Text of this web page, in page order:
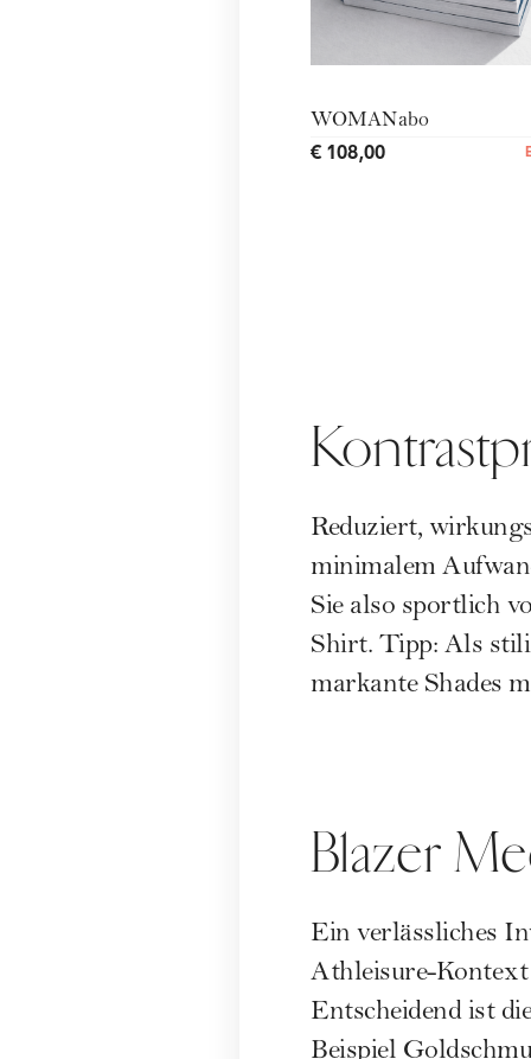
WOMANabo
€ 108,00
Reduziert,
minimalem
Sie also sportlich
Shirt. Tipp: Als
markante Shades
Blazer
Ein verlässliches
Athleisure-Kontext
Entscheidend ist
Beispiel